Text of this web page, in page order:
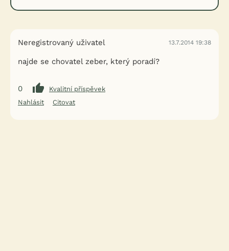
Neregistrovaný uživatel 13.7.2014 19:38
najde se chovatel zeber, který poradí?
0
Kvalitní příspěvek
Nahlásit
Citovat